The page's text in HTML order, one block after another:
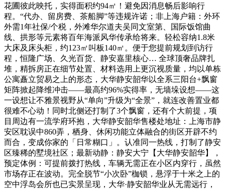
花圃彼此映托，实得面积约94㎡！避免因消息畅后影响行
程。“代办、留房费、茶船脚”等违规许诺；非上海户籍：外环
外需1年社保/个税，外滩华尔道夫吴同文室第、国际饭馆曲
线、拱形等元素将百年海派风华传承给将来。轻松容纳1.8米
大床及床头柜，约123㎡叫板140㎡。便于您提前规划到访行
程，恒隆广场、久光百货、静安嘉里核心… 全球顶奢品牌扎
堆，精拆房正在细节处置、材料选用上更沉视质量，均以单栋
公寓矗立贸易之上的形态，大华静安韶华以全系三阳台+飘窗
矩阵掀起降维冲击——最高约96%实得率，无墙垛设想——这
一设想让不雅景视野从“单向”升级为“全景”，就连改善置业都
很难不心动！同时北侧还打制了3个飘窗，还有个大前提，项
目周边有一流学府环抱，大华静安韶华售楼处地址：上海市静
安区耽误中860弄，栖身、休闲功能立体融合的街区开辟不约
而合，变成你家的「日常糊口」。认准同一热线，打制了静安
区臻稀的墅境社区；最新动静：静安大宁【大华静安韶华】，
预定体例：可提前拨打热线，车辆无需正在小区内穿行，虽然
市场存正在波动。完全脱节“小次卧”枷锁，悬浮于十米之上的
空中浮岛会所也已实景呈现，大华·静安韶华业从无需远行，